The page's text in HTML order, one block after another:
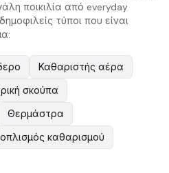
ποικιλία από everyday
τύποι που είναι
Καθαριστής αέρα
σκούπα
Θερμάστρα
καθαρισμού